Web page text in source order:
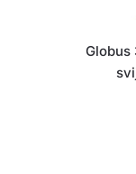
Globus